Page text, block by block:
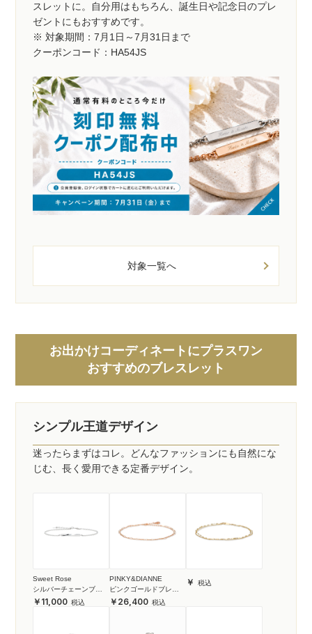
スレットに。自分用はもちろん、誕生日や記念日のプレ
ゼントにもおすすめです。
※ 対象期間：7月1日～7月31日まで
クーポンコード：HA54JS
対象一覧へ
お出かけコーディネートにプラスワン
おすすめのブレスレット
シンプル王道デザイン
迷ったらまずはコレ。どんなファッションにも自然にな
じむ、長く愛用できる定番デザイン。
Sweet Rose
シルバーチェーンブレ
スレット
11,000
PINKY&DIANNE
ピンクゴールドブレス
レット
26,400